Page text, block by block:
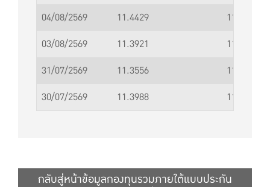
04/08/2569
11.4429
11.4430
03/08/2569
11.3921
11.3922
31/07/2569
11.3556
11.3557
30/07/2569
11.3988 11.3989
กลับสู่หน้าข้อมูลกองทุนรวมภายใต้แบบประกัน